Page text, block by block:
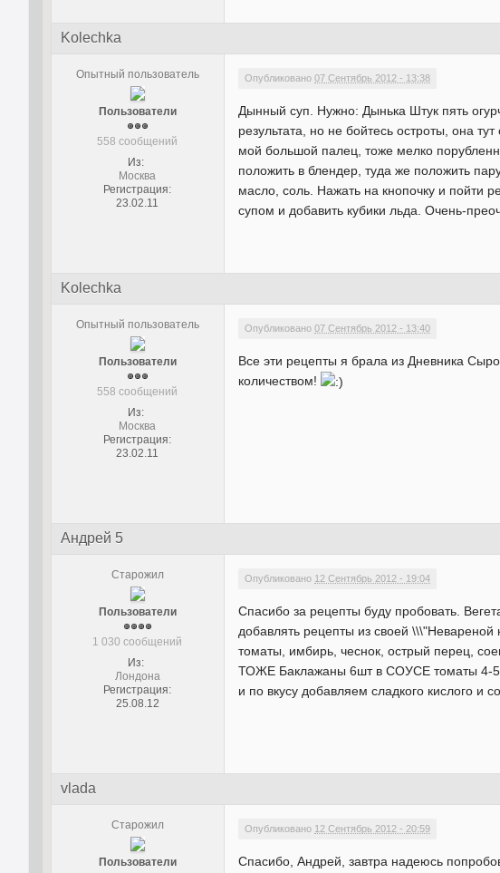
Kolechka
Опытный пользователь
Пользователи
558 сообщений
Из:
Москва
Регистрация:
23.02.11
Опубликовано07 Сентябрь 2012 - 13:38
Дынный суп. Нужно: Дынька Штук пять
результата, но не бойтесь остроты, она
мой большой палец, тоже мелко
положить в блендер, туда же положить
масло, соль. Нажать на кнопочку и пойти
супом и добавить кубики льда. Очень-
Kolechka
Опытный пользователь
Пользователи
558 сообщений
Из:
Москва
Регистрация:
23.02.11
Опубликовано07 Сентябрь 2012 - 13:40
Все эти рецепты я брала из Дневника
количеством!
Андрей 5
Старожил
Пользователи
1 030 сообщений
Из:
Лондона
Регистрация:
25.08.12
Опубликовано 12 Сентябрь 2012 - 19:04
Спасибо за рецепты буду пробовать.
добавлять рецепты из своей
томаты, имбирь, чеснок, острый
ТОЖЕ Баклажаны 6шт в СОУСЕ томаты 4-5,
и по вкусу добавляем сладкого кислого и
vlada
Старожил
Пользователи
Опубликовано 12 Сентябрь 2012 - 20:59
Спасибо, Андрей, завтра надеюсь